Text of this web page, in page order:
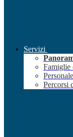
Servizi
Famiglie
Percorsi